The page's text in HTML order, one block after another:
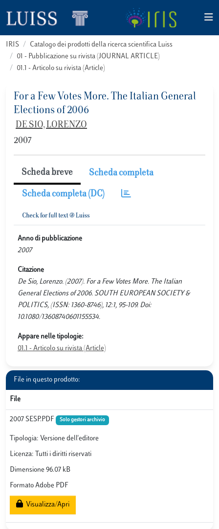
IRIS
Catalogo dei prodotti della ricerca scientifica Luiss
01 - Pubblicazione su rivista (JOURNAL ARTICLE)
01.1 - Articolo su rivista (Article)
For a Few Votes More. The Italian General
Elections of 2006
DE SIO, LORENZO
2007
Scheda breve Scheda completa
Scheda completa (DC)
Anno di pubblicazione
2007
Citazione
De Sio, Lorenzo. (2007). For a Few Votes More. The Italian
General Elections of 2006. SOUTH EUROPEAN SOCIETY &
POLITICS, (ISSN: 1360-8746), 12:1, 95-109. Doi:
10.1080/13608740601155534.
Appare nelle tipologie:
01.1 - Articolo su rivista (Article)
File in questo prodotto:
File
2007 SESP.PDF Solo gestori archivio
Tipologia: Versione dell'editore
Licenza: Tutti i diritti riservati
Dimensione 96.07 kB
Formato Adobe PDF
Visualizza/Apri